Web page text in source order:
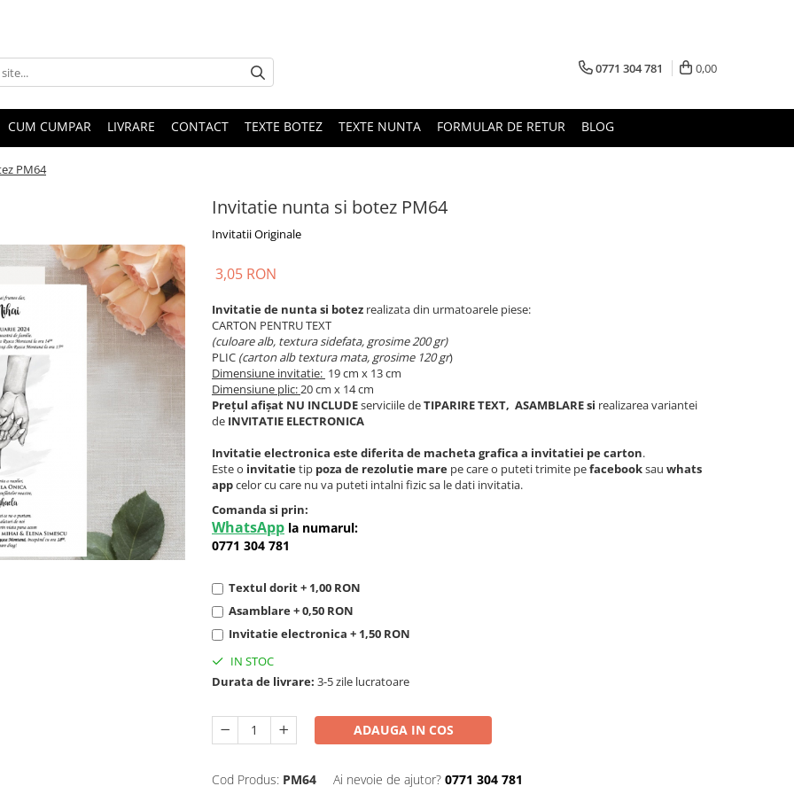
0771 304 781 0,00
CUM CUMPAR LIVRARE CONTACT TEXTE BOTEZ TEXTE NUNTA FORMULAR DE RETUR BLOG
PM64
Invitatie nunta si botez PM64
Invitatii Originale
3,05 RON
Invitatie de nunta si botez realizata din urmatoarele piese:
CARTON PENTRU TEXT
(culoare alb, textura sidefata, grosime 200 gr)
PLIC (carton alb textura mata, grosime 120 gr)
Dimensiune invitatie: 19 cm x 13 cm
Dimensiune plic:20 cm x 14 cm
Prețul afișat NU INCLUDEserviciile deTIPARIRE TEXT, ASAMBLARE si realizarea variantei
de INVITATIE ELECTRONICA
Invitatie electronica este diferita de macheta grafica a invitatiei pe carton.
Este o invitatietip poza de rezolutie mare pe care o puteti trimite pefacebooksau whats
appcelor cu care nu va puteti intalni fizic sa le dati invitatia.
Comanda si prin:
WhatsApp la numarul:
0771 304 781
Textul dorit + 1,00 RON
Asamblare + 0,50 RON
Invitatie electronica + 1,50 RON
IN STOC
Durata de livrare: 3-5 zile lucratoare
ADAUGA IN COS
Cod Produs: PM64 Ai nevoie de ajutor? 0771 304 781